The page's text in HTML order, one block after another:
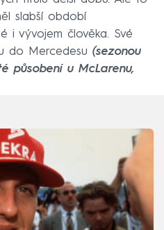
slabší období
i vývojem člověka. Své
do Mercedesu (sezonou
působení u McLarenu,